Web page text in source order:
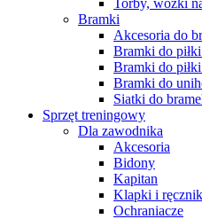
Torby, wózki
Bramki
Akcesoria do
Bramki do
Bramki do
Bramki do
Siatki do
Sprzęt treningowy
Dla zawodnika
Akcesoria
Bidony
Kapitan
Klapki i
Ochraniacze